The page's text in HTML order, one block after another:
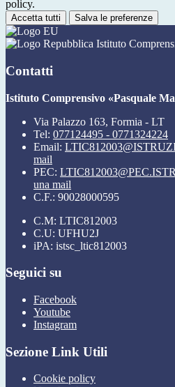
policy.
Accetta tutti Salva le preferenze
Istituto
Contatti
Istituto Comprensivo «Pasquale
Via Palazzo 163, Formia - LT
Tel: 077124495 - 0771324224
Email:
mail
PEC:
una mail
C.F.: 90028000595
C.M: LTIC812003
C.U: UFHU2J
iPA: istsc_ltic812003
Seguici su
Facebook
Youtube
Instagram
Sezione Link Utili
Cookie policy